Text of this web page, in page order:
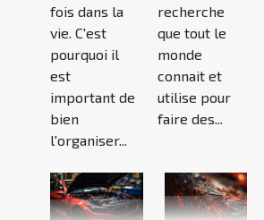
fois dans la
vie. C'est
pourquoi il
est
important de
bien
l'organiser...
recherche
que tout le
monde
connait et
utilise pour
faire des...